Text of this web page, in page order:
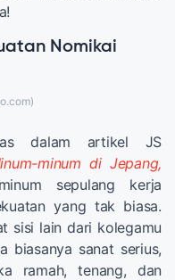
Nomikai
dalam artikel JS
minum di Jepang,
sepulang kerja
yang tak biasa.
sisi lain dari kolegamu
biasanya sanat serius,
ramah, tenang, dan